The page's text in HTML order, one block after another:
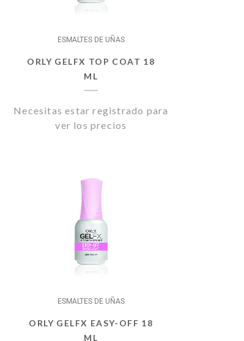
ESMALTES DE UÑAS
ORLY GELFX TOP COAT 18
ML
Necesitas estar registrado para
ver los precios
ESMALTES DE UÑAS
ORLY GELFX EASY-OFF 18
ML